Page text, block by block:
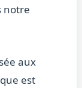
notre
aux
est